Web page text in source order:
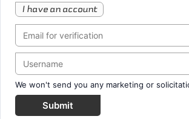
I have an account
We won't send you any marketing or
Submit